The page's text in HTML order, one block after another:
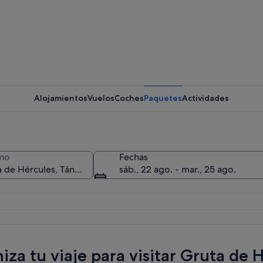
un castillo sobre un promontorio rocoso, un mar tranquilo y una playa
AlojamientosVuelosCochesPaquetesActividades
Fechas
sáb., 22 ago. - mar., 25 ago.
tu viaje para visitar Gruta de